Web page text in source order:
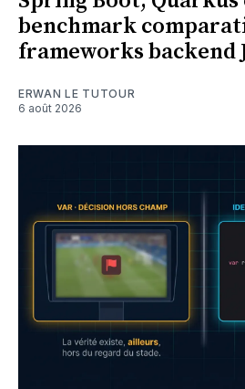
benchmark
frameworks backend
ERWAN LE TUTOUR
6 août 2026